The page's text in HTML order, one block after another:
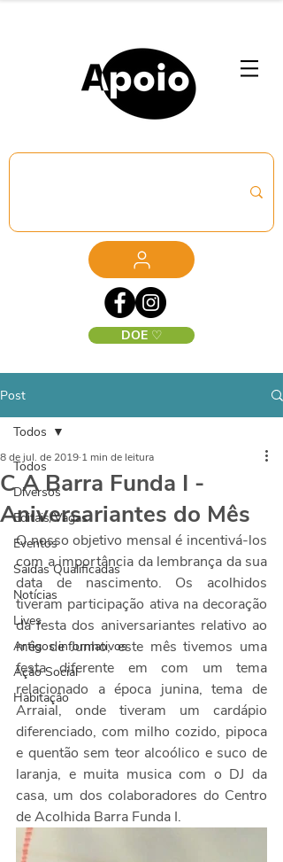
DOE ♡
Post
Todos
Diversos
Editais/Vagas
Eventos
Saídas Qualificadas
Notícias
Lives
Artigos informativos
Ação Social
Habitação
Todos
C A Barra Funda I -
Aniversariantes do Mês
8 de jul. de 2019 1 min de leitura
O nosso objetivo mensal é incentivá-los
com a importância da lembrança da sua
data de nascimento. Os acolhidos
tiveram participação ativa na decoração
da festa dos aniversariantes relativo ao
mês de Junho, este mês tivemos uma
festa diferente em com um tema
relacionado a época junina, tema de
Arraial, onde tiveram um cardápio
diferenciado, com milho cozido, pipoca
e quentão sem teor alcoólico e suco de
laranja, e muita musica com o DJ da
casa, um dos colaboradores do Centro
de Acolhida Barra Funda I.